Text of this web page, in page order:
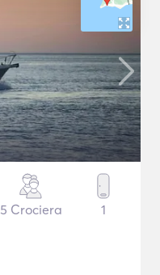
5 Crociera 1